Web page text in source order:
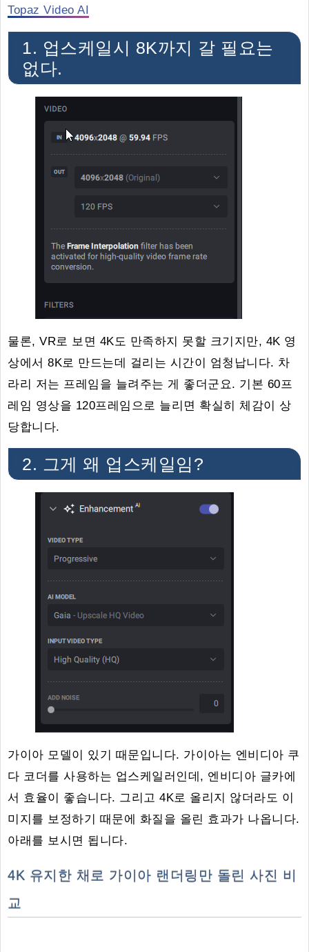
Topaz Video AI
1. 업스케일시 8K까지 갈 필요는
없다.
물론, VR로 보면 4K도 만족하지 못할 크기지만, 4K 영
상에서 8K로 만드는데 걸리는 시간이 엄청납니다. 차
라리 저는 프레임을 늘려주는 게 좋더군요. 기본 60프
레임 영상을 120프레임으로 늘리면 확실히 체감이 상
당합니다.
2. 그게 왜 업스케일임?
가이아 모델이 있기 때문입니다. 가이아는 엔비디아 쿠
다 코더를 사용하는 업스케일러인데, 엔비디아 글카에
서 효율이 좋습니다. 그리고 4K로 올리지 않더라도 이
미지를 보정하기 때문에 화질을 올린 효과가 나옵니다.
아래를 보시면 됩니다.
4K 유지한 채로 가이아 랜더링만 돌린 사진 비
교